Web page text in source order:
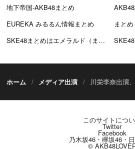
地下帝国-AKB48まとめ
EUREKA みるるん情報まとめ
まと
SKE48まとめはエメラルド（まとえめ）
ホーム メディア出演 川栄李奈出演、ド
このサイトにつ
Twitter
Facebook
乃木坂46・欅坂46・
©